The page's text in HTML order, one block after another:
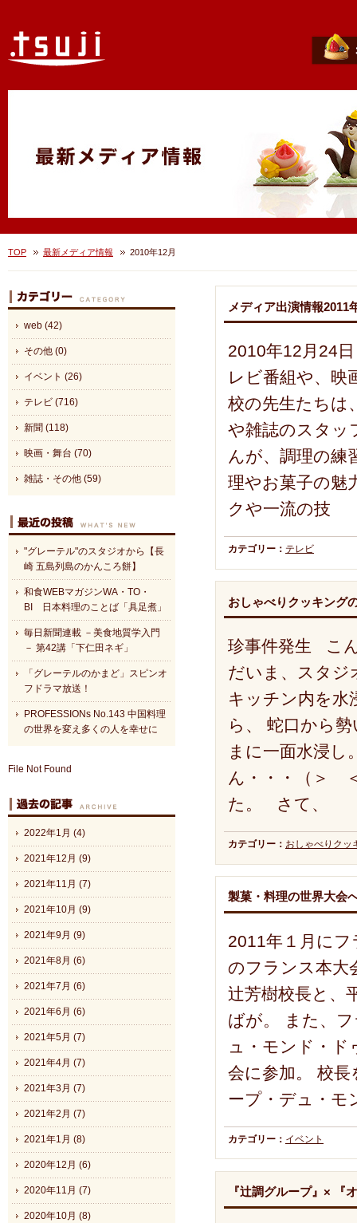
TOP 最新メディア情報 2010年12月
メディア出演情報2011
2010年12月24
レビ番組や、映
校の先生たちは
や雑誌のスタッ
んが、調理の練
理やお菓子の魅
クや一流の技
カテゴリー： テレビ
おしゃべりクッキング
珍事件発生 こ
だいま、スタジ
キッチン内を
ら、 蛇口から
まに一面水浸し
ん・・・（＞
た。 さて、
カテゴリー： おしゃべりクッ
製菓・料理の世界大会
2011年１月に
のフランス本大
辻芳樹校長と、
ばが。 また、
ュ・モンド・
会に参加。 校
ープ・デュ・モ
カテゴリー： イベント
『辻調グループ』× 『
web (42)
その他 (0)
イベント (26)
テレビ (716)
新聞 (118)
映画・舞台 (70)
雑誌・その他 (59)
"グレーテル"のスタジオから【長
崎 五島列島のかんころ餅】
和食WEBマガジンWA・TO・
BI 日本料理のことば「具足煮」
毎日新聞連載 －美食地質学入門
－ 第42講「下仁田ネギ」
「グレーテルのかまど」スピンオ
フドラマ放送！
PROFESSIONs No.143 中国料理
の世界を変え多くの人を幸せに
File Not Found
2022年1月 (4)
2021年12月 (9)
2021年11月 (7)
2021年10月 (9)
2021年9月 (9)
2021年8月 (6)
2021年7月 (6)
2021年6月 (6)
2021年5月 (7)
2021年4月 (7)
2021年3月 (7)
2021年2月 (7)
2021年1月 (8)
2020年12月 (6)
2020年11月 (7)
2020年10月 (8)